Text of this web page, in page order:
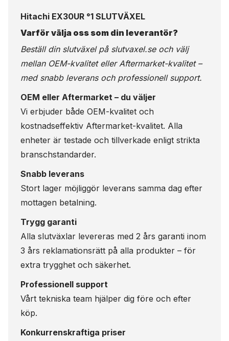
Hitachi EX30UR °1 SLUTVÄXEL
Varför välja oss som din leverantör?
Beställ din slutväxel på slutvaxel.seoch välj
mellan OEM-kvalitet eller Aftermarket-kvalitet –
med snabb leverans och professionell support.
OEM eller Aftermarket – du väljer
Vi erbjuder både OEM-kvalitet och
kostnadseffektiv Aftermarket-kvalitet. Alla
enheter är testade och tillverkade enligt strikta
branschstandarder.
Snabb leverans
Stort lager möjliggör leverans samma dag efter
mottagen betalning.
Trygg garanti
Alla slutväxlar levereras med 2 års garanti inom
3 års reklamationsrätt på alla produkter – för
extra trygghet och säkerhet.
Professionell support
Vårt tekniska team hjälper dig före och efter
köp.
Konkurrenskraftiga priser